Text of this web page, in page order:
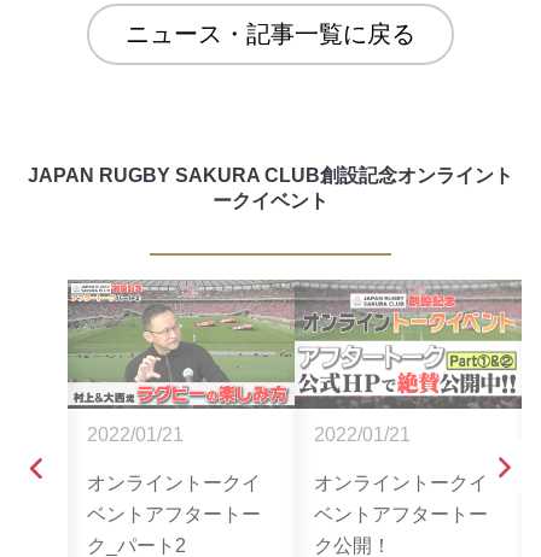
ニュース・記事一覧に戻る
JAPAN RUGBY SAKURA CLUB創設記念オンライント
ークイベント
2022/01/21
オンライントークイ
ベントアフタートー
ク_パート2
2022/01/21
オンライントークイ
ベントアフタートー
ク公開！